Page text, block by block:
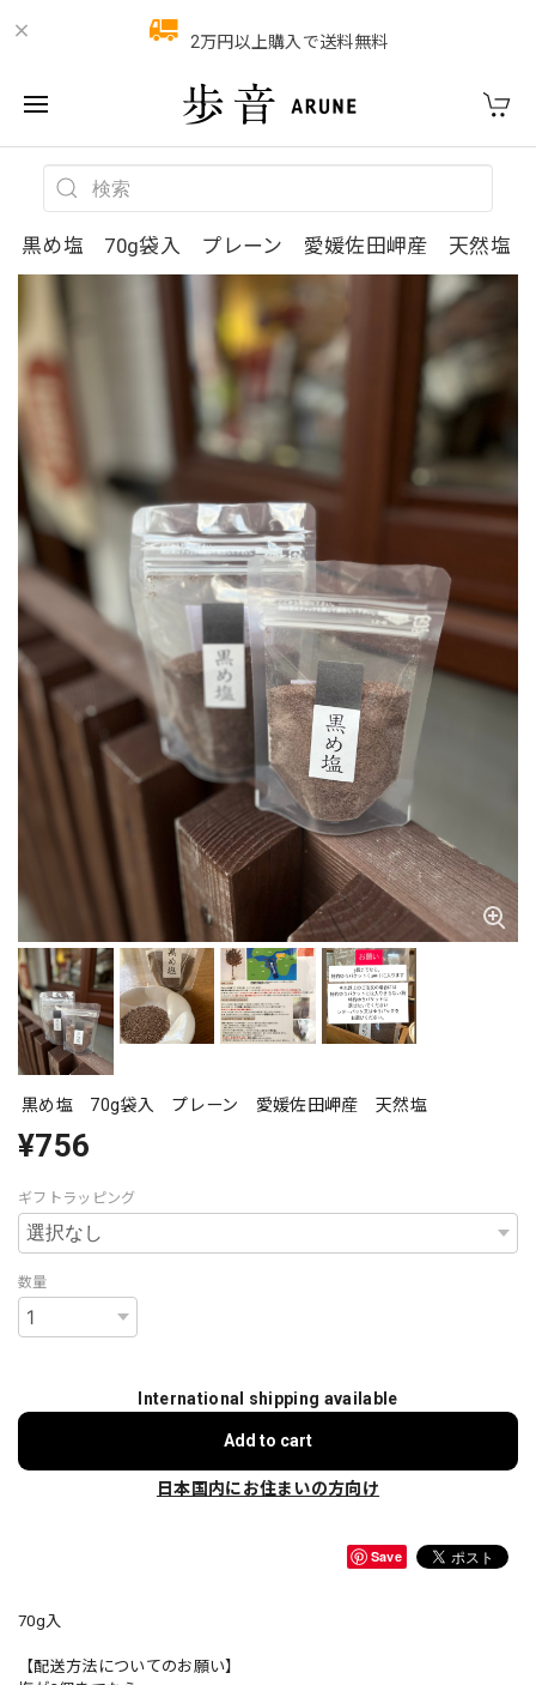
2万円以上購入で送料無料
黒め塩 70g袋入 プレーン 愛媛佐田岬産 天然塩
黒め塩 70g袋入 プレーン 愛媛佐田岬産 天然塩
¥756
ギフトラッピング
数量
International shipping available
Add to cart
日本国内にお住まいの方向け
Save
70g入
【配送方法についてのお願い】